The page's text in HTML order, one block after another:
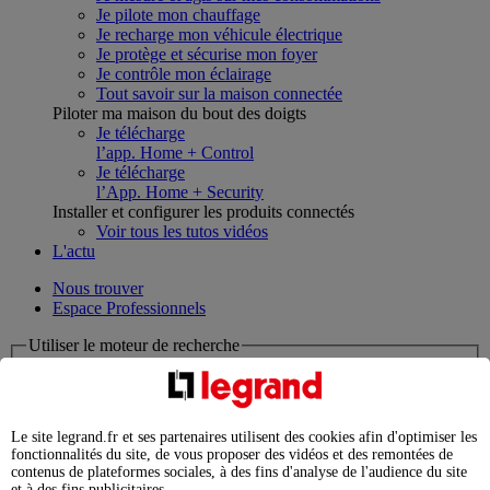
Je pilote mon chauffage
Je recharge mon véhicule électrique
Je protège et sécurise mon foyer
Je contrôle mon éclairage
Tout savoir sur la maison connectée
Piloter ma maison du bout des doigts
Je télécharge
l’app. Home + Control
Je télécharge
l’App. Home + Security
Installer et configurer les produits connectés
Voir tous les tutos vidéos
L'actu
Nous trouver
Espace Professionnels
Utiliser le moteur de recherche
Que cherchez-vous ?
Nous n'avons pas pu charger les résultats de votre recherche
Produits professionnels
Le site legrand.fr et ses partenaires utilisent des cookies afin d'optimiser les
fonctionnalités du site, de vous proposer des vidéos et des remontées de
contenus de plateformes sociales, à des fins d'analyse de l'audience du site